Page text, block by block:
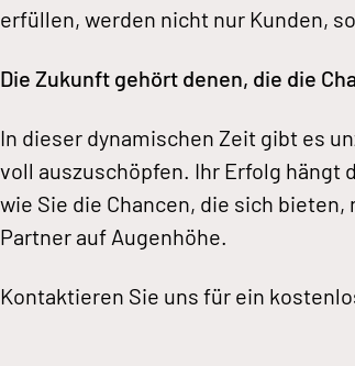
erfüllen, werden nicht nur Kunden,
Die Zukunft gehört denen, die die
In dieser dynamischen Zeit gibt es
voll auszuschöpfen. Ihr Erfolg hängt
wie Sie die Chancen, die sich
Partner auf Augenhöhe.
Kontaktieren Sie uns für ein